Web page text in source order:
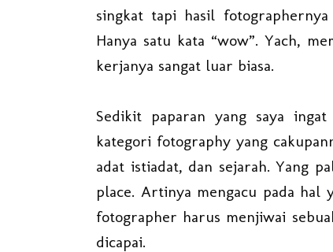
singkat tapi hasil
Hanya satu kata “wow”. Yach,
kerjanya sangat luar biasa.
Sedikit paparan yang saya
kategori fotography yang
adat istiadat, dan sejarah. Yang
place. Artinya mengacu pada hal
fotographer harus menjiwai
dicapai.